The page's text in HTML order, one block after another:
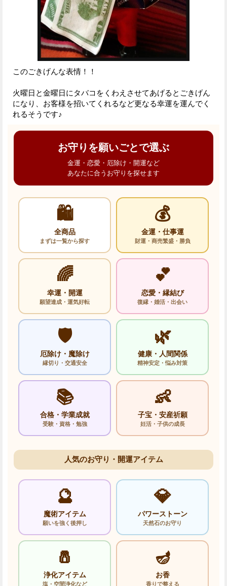
このごきげんな表情！！
火曜日と金曜日にタバコをくわえさせてあげるとごきげん
になり、お客様を招いてくれるなど更なる幸運を運んでく
れるそうです♪
お守りを願いごとで選ぶ
金運・恋愛・厄除け・開運など
あなたに合うお守りを探せます
🛍️
全商品
まずは一覧から探す
💰
金運・仕事運
財運・商売繁盛・勝負
🌈
幸運・開運
願望達成・運気好転
💕
恋愛・縁結び
復縁・婚活・出会い
🛡️
厄除け・魔除け
縁切り・交通安全
🌿
健康・人間関係
精神安定・悩み対策
📚
合格・学業成就
受験・資格・勉強
👶
子宝・安産祈願
妊活・子供の成長
人気のお守り・開運アイテム
🔮
魔術アイテム
願いを強く後押し
💎
パワーストーン
天然石のお守り
🧂
浄化アイテム
塩・空間浄化など
🪔
お香
香りで整える